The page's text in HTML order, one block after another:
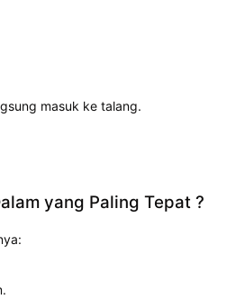
masuk ke talang.
yang Paling Tepat ?